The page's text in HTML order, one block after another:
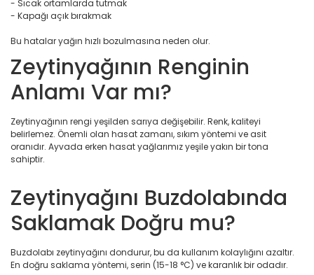
- Sıcak ortamlarda tutmak
- Kapağı açık bırakmak
Bu hatalar yağın hızlı bozulmasına neden olur.
Zeytinyağının Renginin
Anlamı Var mı?
Zeytinyağının rengi yeşilden sarıya değişebilir. Renk, kaliteyi
belirlemez. Önemli olan hasat zamanı, sıkım yöntemi ve asit
oranıdır. Ayvada erken hasat yağlarımız yeşile yakın bir tona
sahiptir.
Zeytinyağını Buzdolabında
Saklamak Doğru mu?
Buzdolabı zeytinyağını dondurur, bu da kullanım kolaylığını azaltır.
En doğru saklama yöntemi, serin (15-18 °C) ve karanlık bir odadır.